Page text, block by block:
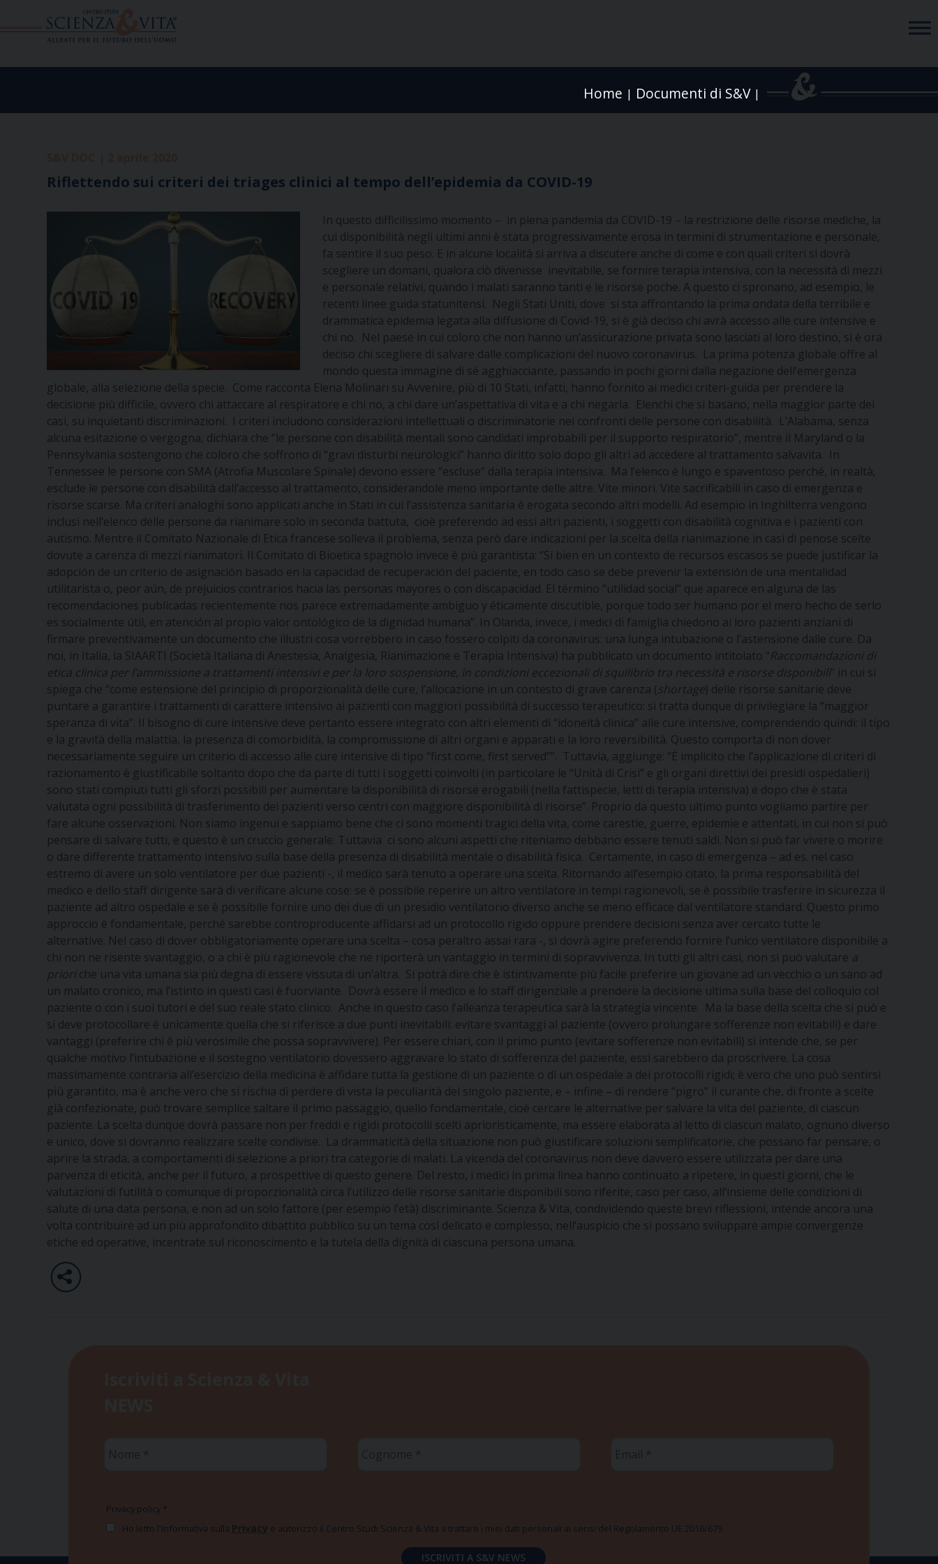
Home | Documenti di S&V |
Riflettendo sui criteri dei triages clinici al tempo dell’epidemia da COVID-19
In questo difficilissimo momento – in piena pandemia da COVID-19 – la restrizione delle risorse mediche, la
cui disponibilità negli ultimi anni è stata progressivamente erosa in termini di strumentazione e personale,
fa sentire il suo peso. E in alcune località si arriva a discutere anche di come e con quali criteri si dovrà
scegliere un domani, qualora ciò divenisse inevitabile, se fornire terapia intensiva, con la necessità di mezzi
e personale relativi, quando i malati saranno tanti e le risorse poche. A questo ci spronano, ad esempio, le
recenti linee guida statunitensi. Negli Stati Uniti, dove si sta affrontando la prima ondata della terribile e
drammatica epidemia legata alla diffusione di Covid-19, si è già deciso chi avrà accesso alle cure intensive e
chi no. Nel paese in cui coloro che non hanno un’assicurazione privata sono lasciati al loro destino, si è ora
deciso chi scegliere di salvare dalle complicazioni del nuovo coronavirus. La prima potenza globale offre al
mondo questa immagine di sé agghiacciante, passando in pochi giorni dalla negazione dell’emergenza
globale, alla selezione della specie. Come racconta Elena Molinari su Avvenire, più di 10 Stati, infatti, hanno fornito ai medici criteri-guida per prendere la
decisione più difficile, ovvero chi attaccare al respiratore e chi no, a chi dare un’aspettativa di vita e a chi negarla. Elenchi che si basano, nella maggior parte dei
casi, su inquietanti discriminazioni. I criteri includono considerazioni intellettuali o discriminatorie nei confronti delle persone con disabilità. L’Alabama, senza
alcuna esitazione o vergogna, dichiara che “le persone con disabilità mentali sono candidati improbabili per il supporto respiratorio”, mentre il Maryland o la
Pennsylvania sostengono che coloro che soffrono di “gravi disturbi neurologici” hanno diritto solo dopo gli altri ad accedere al trattamento salvavita. In
Tennessee le persone con SMA (Atrofia Muscolare Spinale) devono essere “escluse” dalla terapia intensiva. Ma l’elenco è lungo e spaventoso perché, in realtà,
esclude le persone con disabilità dall’accesso al trattamento, considerandole meno importante delle altre. Vite minori. Vite sacrificabili in caso di emergenza e
risorse scarse. Ma criteri analoghi sono applicati anche in Stati in cui l’assistenza sanitaria è erogata secondo altri modelli. Ad esempio in Inghilterra vengono
inclusi nell’elenco delle persone da rianimare solo in seconda battuta, cioè preferendo ad essi altri pazienti, i soggetti con disabilità cognitiva e i pazienti con
autismo. Mentre il Comitato Nazionale di Etica francese solleva il problema, senza però dare indicazioni per la scelta della rianimazione in casi di penose scelte
dovute a carenza di mezzi rianimatori. Il Comitato di Bioetica spagnolo invece è più garantista: “Si bien en un contexto de recursos escasos se puede justificar la
adopción de un criterio de asignación basado en la capacidad de recuperación del paciente, en todo caso se debe prevenir la extensión de una mentalidad
utilitarista o, peor aún, de prejuicios contrarios hacia las personas mayores o con discapacidad. El término “utilidad social” que aparece en alguna de las
recomendaciones publicadas recientemente nos parece extremadamente ambiguo y éticamente discutible, porque todo ser humano por el mero hecho de serlo
es socialmente útil, en atención al propio valor ontológico de la dignidad humana”. In Olanda, invece, i medici di famiglia chiedono ai loro pazienti anziani di
firmare preventivamente un documento che illustri cosa vorrebbero in caso fossero colpiti da coronavirus: una lunga intubazione o l’astensione dalle cure. Da
noi, in Italia, la SIAARTI (Società Italiana di Anestesia, Analgesia, Rianimazione e Terapia Intensiva) ha pubblicato un documento intitolato “Raccomandazioni di
etica clinica per l’ammissione a trattamenti intensivi e per la loro sospensione, in condizioni eccezionali di squilibrio tra necessità e risorse disponibili” in cui si
spiega che “come estensione del principio di proporzionalità delle cure, l’allocazione in un contesto di grave carenza (shortage) delle risorse sanitarie deve
puntare a garantire i trattamenti di carattere intensivo ai pazienti con maggiori possibilità di successo terapeutico: si tratta dunque di privilegiare la “maggior
speranza di vita”. Il bisogno di cure intensive deve pertanto essere integrato con altri elementi di “idoneità clinica” alle cure intensive, comprendendo quindi: il tipo
e la gravità della malattia, la presenza di comorbidità, la compromissione di altri organi e apparati e la loro reversibilità. Questo comporta di non dover
necessariamente seguire un criterio di accesso alle cure intensive di tipo “first come, first served””. Tuttavia, aggiunge: “È implicito che l’applicazione di criteri di
razionamento è giustificabile soltanto dopo che da parte di tutti i soggetti coinvolti (in particolare le “Unità di Crisi” e gli organi direttivi dei presidi ospedalieri)
sono stati compiuti tutti gli sforzi possibili per aumentare la disponibilità di risorse erogabili (nella fattispecie, letti di terapia intensiva) e dopo che è stata
valutata ogni possibilità di trasferimento dei pazienti verso centri con maggiore disponibilità di risorse”. Proprio da questo ultimo punto vogliamo partire per
fare alcune osservazioni. Non siamo ingenui e sappiamo bene che ci sono momenti tragici della vita, come carestie, guerre, epidemie e attentati, in cui non si può
pensare di salvare tutti, e questo è un cruccio generale. Tuttavia ci sono alcuni aspetti che riteniamo debbano essere tenuti saldi. Non si può far vivere o morire
o dare differente trattamento intensivo sulla base della presenza di disabilità mentale o disabilità fisica. Certamente, in caso di emergenza – ad es. nel caso
estremo di avere un solo ventilatore per due pazienti -, il medico sarà tenuto a operare una scelta. Ritornando all’esempio citato, la prima responsabilità del
medico e dello staff dirigente sarà di verificare alcune cose: se è possibile reperire un altro ventilatore in tempi ragionevoli, se è possibile trasferire in sicurezza il
paziente ad altro ospedale e se è possibile fornire uno dei due di un presidio ventilatorio diverso anche se meno efficace dal ventilatore standard. Questo primo
approccio è fondamentale, perché sarebbe controproducente affidarsi ad un protocollo rigido oppure prendere decisioni senza aver cercato tutte le
alternative. Nel caso di dover obbligatoriamente operare una scelta – cosa peraltro assai rara -, si dovrà agire preferendo fornire l’unico ventilatore disponibile a
chi non ne risente svantaggio, o a chi è più ragionevole che ne riporterà un vantaggio in termini di sopravvivenza. In tutti gli altri casi, non si può valutare a
priori che una vita umana sia più degna di essere vissuta di un’altra. Si potrà dire che è istintivamente più facile preferire un giovane ad un vecchio o un sano ad
un malato cronico, ma l’istinto in questi casi è fuorviante. Dovrà essere il medico e lo staff dirigenziale a prendere la decisione ultima sulla base del colloquio col
paziente o con i suoi tutori e del suo reale stato clinico. Anche in questo caso l’alleanza terapeutica sarà la strategia vincente. Ma la base della scelta che si può e
si deve protocollare è unicamente quella che si riferisce a due punti inevitabili: evitare svantaggi al paziente (ovvero prolungare sofferenze non evitabili) e dare
vantaggi (preferire chi è più verosimile che possa sopravvivere). Per essere chiari, con il primo punto (evitare sofferenze non evitabili) si intende che, se per
qualche motivo l’intubazione e il sostegno ventilatorio dovessero aggravare lo stato di sofferenza del paziente, essi sarebbero da proscrivere. La cosa
massimamente contraria all’esercizio della medicina è affidare tutta la gestione di un paziente o di un ospedale a dei protocolli rigidi; è vero che uno può sentirsi
più garantito, ma è anche vero che si rischia di perdere di vista la peculiarità del singolo paziente, e – infine – di rendere “pigro” il curante che, di fronte a scelte
già confezionate, può trovare semplice saltare il primo passaggio, quello fondamentale, cioè cercare le alternative per salvare la vita del paziente, di ciascun
paziente. La scelta dunque dovrà passare non per freddi e rigidi protocolli scelti aprioristicamente, ma essere elaborata al letto di ciascun malato, ognuno diverso
e unico, dove si dovranno realizzare scelte condivise. La drammaticità della situazione non può giustificare soluzioni semplificatorie, che possano far pensare, o
aprire la strada, a comportamenti di selezione a priori tra categorie di malati. La vicenda del coronavirus non deve davvero essere utilizzata per dare una
parvenza di eticità, anche per il futuro, a prospettive di questo genere. Del resto, i medici in prima linea hanno continuato a ripetere, in questi giorni, che le
valutazioni di futilità o comunque di proporzionalità circa l’utilizzo delle risorse sanitarie disponibili sono riferite, caso per caso, all’insieme delle condizioni di
salute di una data persona, e non ad un solo fattore (per esempio l’età) discriminante. Scienza & Vita, condividendo queste brevi riflessioni, intende ancora una
volta contribuire ad un più approfondito dibattito pubblico su un tema così delicato e complesso, nell’auspicio che si possano sviluppare ampie convergenze
etiche ed operative, incentrate sul riconoscimento e la tutela della dignità di ciascuna persona umana.
Privacy policy *
Ho letto l'informativa sulla Privacy e autorizzo il Centro Studi Scienza & Vita a trattare i miei dati personali ai sensi del Regolamento UE 2016/679